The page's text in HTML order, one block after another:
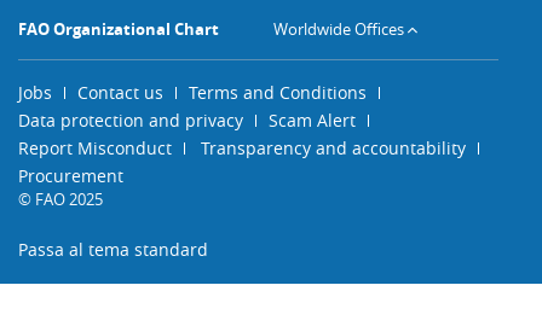
FAO Organizational Chart Worldwide Offices
Jobs Contact us
Terms and Conditions
Data protection and privacy
Scam Alert
Report Misconduct
Transparency and accountability
Procurement
© FAO 2025
Passa al tema standard